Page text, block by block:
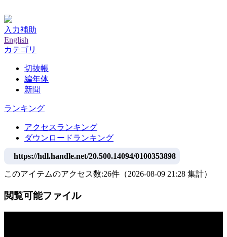
入力補助
English
カテゴリ
切抜帳
編年体
新聞
ランキング
アクセスランキング
ダウンロードランキング
https://hdl.handle.net/20.500.14094/0100353898
このアイテムのアクセス数:26件 （2026-08-09 21:28 集計）
閲覧可能ファイル